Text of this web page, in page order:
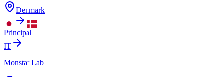
Denmark
Principal
IT
Monstar Lab